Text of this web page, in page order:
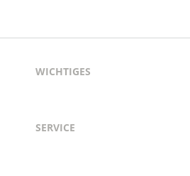
WICHTIGES
SERVICE